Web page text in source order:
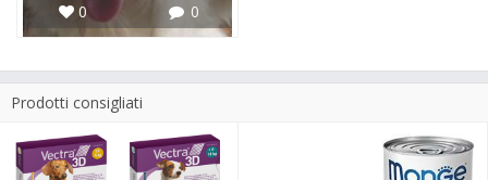
0 0
Prodotti consigliati